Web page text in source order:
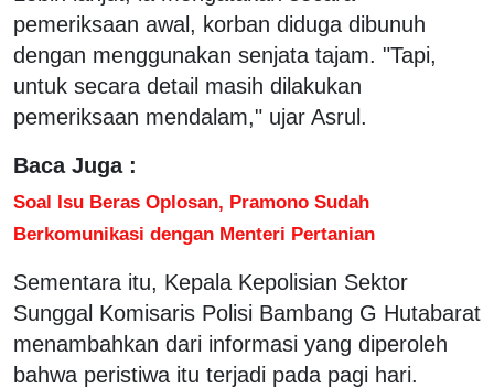
pemeriksaan awal, korban diduga dibunuh
dengan menggunakan senjata tajam. "Tapi,
untuk secara detail masih dilakukan
pemeriksaan mendalam," ujar Asrul.
Baca Juga :
Soal Isu Beras Oplosan, Pramono Sudah
Berkomunikasi dengan Menteri Pertanian
Sementara itu, Kepala Kepolisian Sektor
Sunggal Komisaris Polisi Bambang G Hutabarat
menambahkan dari informasi yang diperoleh
bahwa peristiwa itu terjadi pada pagi hari.